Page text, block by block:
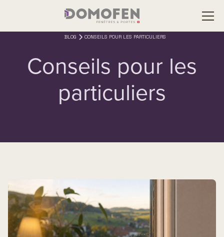
BLOG CONSEILS POUR LES PARTICULIERS
Conseils pour les
particuliers